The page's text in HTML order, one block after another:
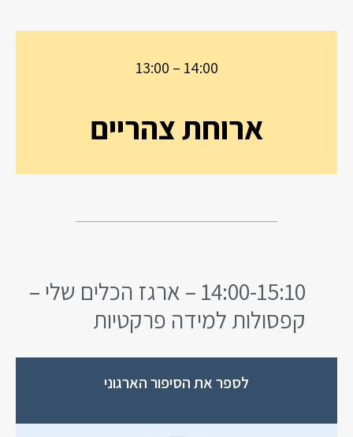
13:00 – 14:00
ארוחת צהריים
14:00-15:10 – ארגז הכלים שלי –
קפסולות למידה פרקטיות
לספר את הסיפור הארגוני